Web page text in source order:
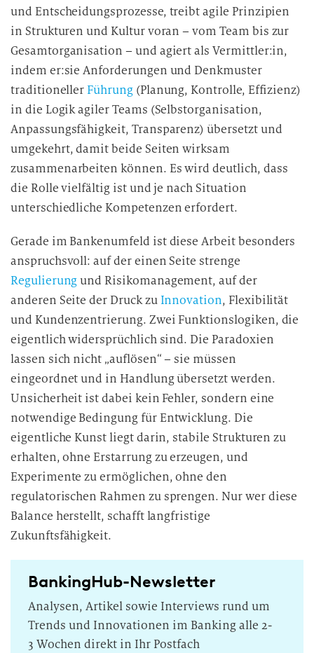
und Entscheidungsprozesse, treibt agile Prinzipien
in Strukturen und Kultur voran – vom Team bis zur
Gesamtorganisation – und agiert als Vermittler:in,
indem er:sie Anforderungen und Denkmuster
traditionellerFührung(Planung, Kontrolle, Effizienz)
in die Logik agiler Teams (Selbstorganisation,
Anpassungsfähigkeit, Transparenz) übersetzt und
umgekehrt, damit beide Seiten wirksam
zusammenarbeiten können. Es wird deutlich, dass
die Rolle vielfältig ist und je nach Situation
unterschiedliche Kompetenzen erfordert.
Gerade im Bankenumfeld ist diese Arbeit besonders
anspruchsvoll: auf der einen Seite strenge
Regulierungund Risikomanagement, auf der
anderen Seite der Druck zuInnovation, Flexibilität
und Kundenzentrierung. Zwei Funktionslogiken, die
eigentlich widersprüchlich sind. Die Paradoxien
lassen sich nicht „auflösen“ – sie müssen
eingeordnet und in Handlung übersetzt werden.
Unsicherheit ist dabei kein Fehler, sondern eine
notwendige Bedingung für Entwicklung. Die
eigentliche Kunst liegt darin, stabile Strukturen zu
erhalten, ohne Erstarrung zu erzeugen, und
Experimente zu ermöglichen, ohne den
regulatorischen Rahmen zu sprengen. Nur wer diese
Balance herstellt, schafft langfristige
Zukunftsfähigkeit.
BankingHub-Newsletter
Analysen, Artikel sowie Interviews rund um
Trends und Innovationen im Banking alle 2-
3 Wochen direkt in Ihr Postfach